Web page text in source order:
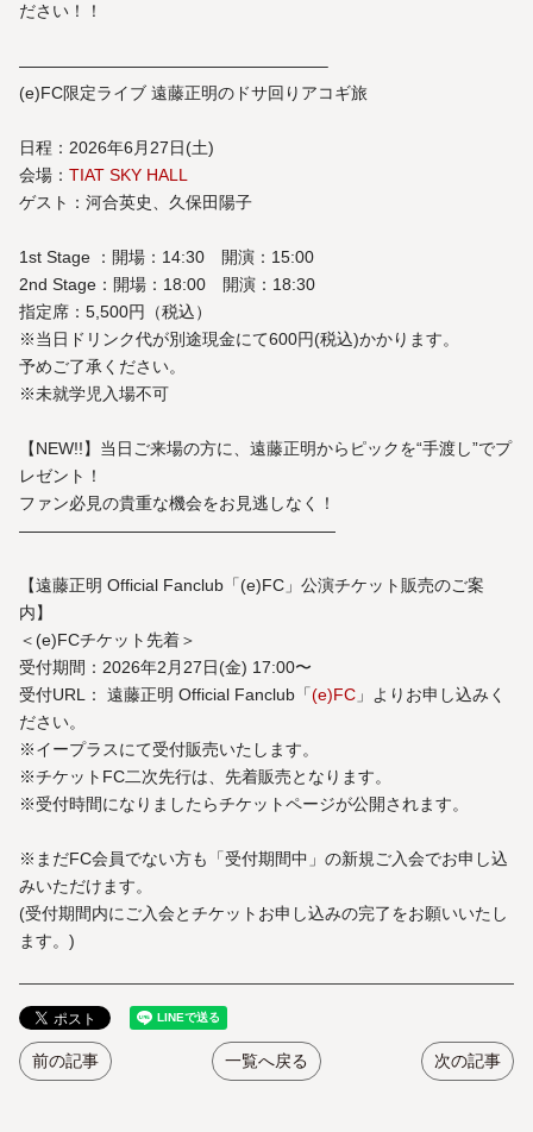
ださい！！
——————————————————–
(e)FC限定ライブ 遠藤正明のドサ回りアコギ旅
日程：2026年6月27日(土)
会場： TIAT SKY HALL
ゲスト：河合英史、久保田陽子
1st Stage ：開場：14:30 開演：15:00
2nd Stage：開場：18:00 開演：18:30
指定席：5,500円（税込）
※当日ドリンク代が別途現金にて600円(税込)かかります。
予めご了承ください。
※未就学児入場不可
【NEW!!】当日ご来場の方に、遠藤正明からピックを“手渡し”でプ
レゼント！
ファン必見の貴重な機会をお見逃しなく！
———————————————————
【遠藤正明 Official Fanclub「(e)FC」公演チケット販売のご案
内】
＜(e)FCチケット先着＞
受付期間：2026年2月27日(金) 17:00〜
受付URL： 遠藤正明 Official Fanclub「(e)FC 」よりお申し込みく
ださい。
※イープラスにて受付販売いたします。
※チケットFC二次先行は、先着販売となります。
※受付時間になりましたらチケットページが公開されます。
※まだFC会員でない方も「受付期間中」の新規ご入会でお申し込
みいただけます。
(受付期間内にご入会とチケットお申し込みの完了をお願いいたし
ます。)
前の記事 一覧へ戻る 次の記事